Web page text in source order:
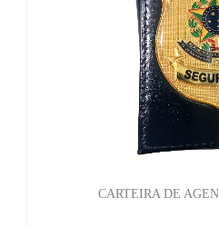
CARTEIRA DE